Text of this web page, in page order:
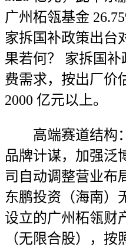
广州柘瓴基金
家拆国补政策出台
果若何？ 家拆国
费需求，按出厂价
2000 亿元以上。
高端赛道结构：
品牌计谋，加强泛
司自动调整营业布
东鹏投资（海南）
设立的广州柘瓴财
（无限合股），